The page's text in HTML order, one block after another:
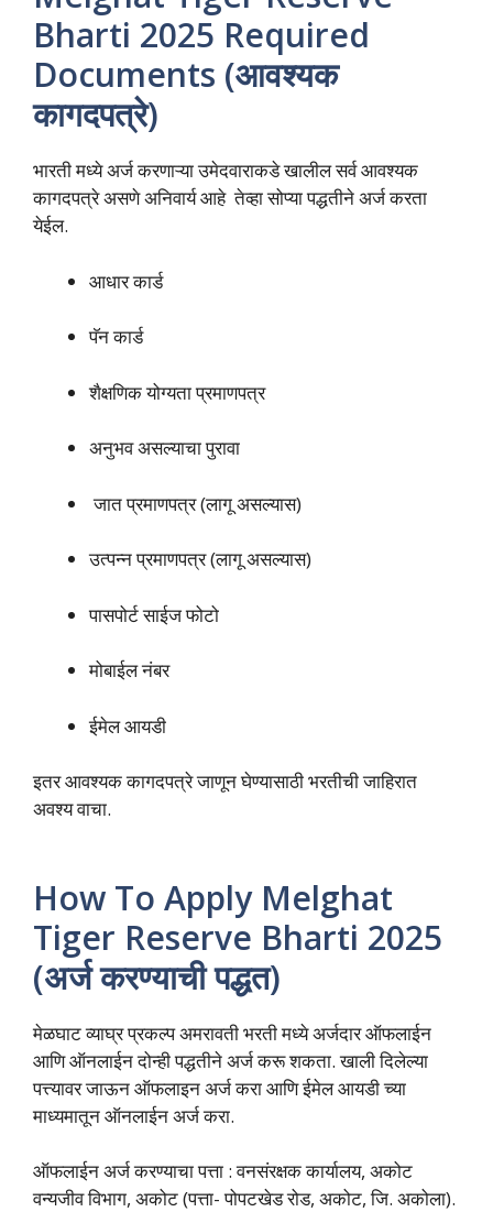
Bharti 2025 Required
Documents (आवश्यक
कागदपत्रे)
भारती मध्ये अर्ज करणाऱ्या उमेदवाराकडे खालील सर्व आवश्यक
कागदपत्रे असणे अनिवार्य आहे तेव्हा सोप्या पद्धतीने अर्ज करता
येईल.
आधार कार्ड
पॅन कार्ड
शैक्षणिक योग्यता प्रमाणपत्र
अनुभव असल्याचा पुरावा
जात प्रमाणपत्र (लागू असल्यास)
उत्पन्न प्रमाणपत्र (लागू असल्यास)
पासपोर्ट साईज फोटो
मोबाईल नंबर
ईमेल आयडी
इतर आवश्यक कागदपत्रे जाणून घेण्यासाठी भरतीची जाहिरात
अवश्य वाचा.
How To Apply Melghat
Tiger Reserve Bharti 2025
(अर्ज करण्याची पद्धत)
मेळघाट व्याघ्र प्रकल्प अमरावती भरती मध्ये अर्जदार ऑफलाईन
आणि ऑनलाईन दोन्ही पद्धतीने अर्ज करू शकता. खाली दिलेल्या
पत्त्यावर जाऊन ऑफलाइन अर्ज करा आणि ईमेल आयडी च्या
माध्यमातून ऑनलाईन अर्ज करा.
ऑफलाईन अर्ज करण्याचा पत्ता : वनसंरक्षक कार्यालय, अकोट
वन्यजीव विभाग, अकोट (पत्ता- पोपटखेड रोड, अकोट, जि. अकोला).